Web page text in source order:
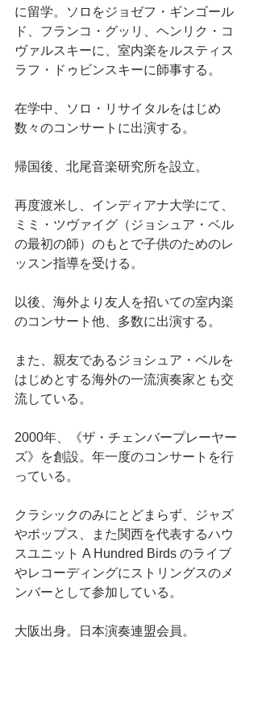
に留学。ソロをジョゼフ・ギンゴール
ド、フランコ・グッリ、ヘンリク・コ
ヴァルスキーに、室内楽をルスティス
ラフ・ドゥビンスキーに師事する。
在学中、ソロ・リサイタルをはじめ
数々のコンサートに出演する。
帰国後、北尾音楽研究所を設立。
再度渡米し、インディアナ大学にて、
ミミ・ツヴァイグ（ジョシュア・ベル
の最初の師）のもとで子供のためのレ
ッスン指導を受ける。
以後、海外より友人を招いての室内楽
のコンサート他、多数に出演する。
また、親友であるジョシュア・ベルを
はじめとする海外の一流演奏家とも交
流している。
2000年、《ザ・チェンバープレーヤー
ズ》を創設。年一度のコンサートを行
っている。
クラシックのみにとどまらず、ジャズ
やポップス、また関西を代表するハウ
スユニット A Hundred Birds のライブ
やレコーディングにストリングスのメ
ンバーとして参加している。
大阪出身。日本演奏連盟会員。